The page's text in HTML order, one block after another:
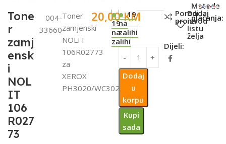
Tone
r
zamj
ensk
i
NOL
IT
106
R027
73
004-
33660
Toner
zamjenski
NOLIT
106R02773
za
XEROX
PH3020/WC3025
20,00KM
19
na
zalihi
19
na
zalihi
Dodaj
u
korpu
Kupi
sada
Poredi
proizvod
Dodaj
na
listu
želja
Dijeli:
Metode
plaćanja: